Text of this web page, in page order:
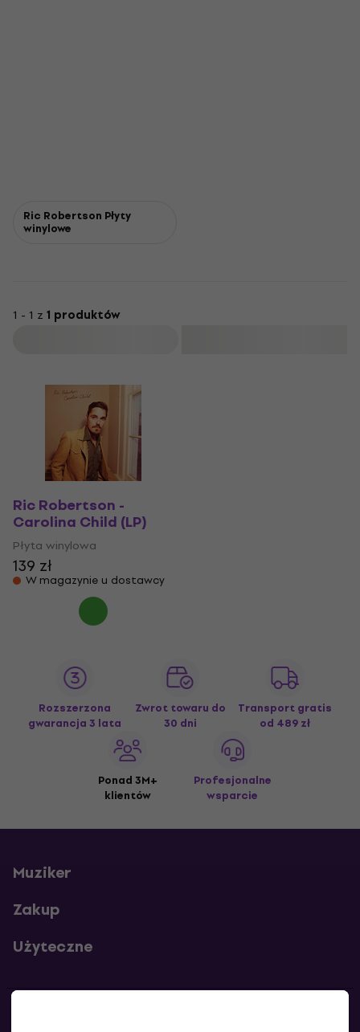
Ric Robertson Płyty
winylowe
1 - 1 z 1 produktów
Ric Robertson -
Carolina Child (LP)
Płyta winylowa
139 zł
W magazynie u dostawcy
Rozszerzona
gwarancja 3 lata
Zwrot towaru do
30 dni
Transport gratis
od 489 zł
Ponad 3M+
klientów
Profesjonalne
wsparcie
Muziker
Zakup
Użyteczne